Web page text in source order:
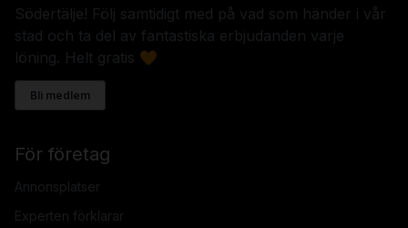
Södertälje! Följ samtidigt med på vad som händer i vår
stad och ta del av fantastiska erbjudanden varje
löning. Helt gratis 🧡
Bli medlem
För företag
Annonsplatser
Experten förklarar